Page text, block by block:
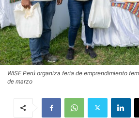
WISE Perú organiza feria de emprendimiento
de marzo